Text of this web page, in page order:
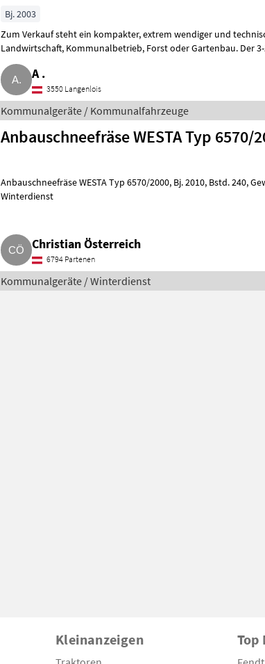
Bj. 2003
Zum Verkauf steht ein kompakter, extrem wendiger und technisch überholter Allrounder, ideal für
Landwirtschaft, Kommunalbetrieb, Forst oder
A .
3550 Langenlois
Kommunalgeräte / Kommunalfahrzeuge
Anbauschneefräse WESTA Typ 6570/
Anbauschneefräse WESTA Typ 6570/2000, Bj. 2010, Bstd. 240, Gewicht: 645 kg. Kommunalgeräte
Winterdienst
Christian Österreich
6794 Partenen
Kommunalgeräte / Winterdienst
Kleinanzeigen Top